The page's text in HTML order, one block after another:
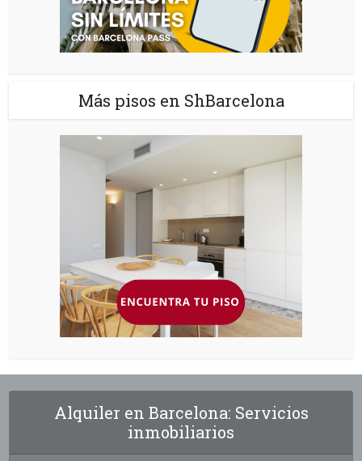
Más pisos en ShBarcelona
Alquiler en Barcelona: Servicios
inmobiliarios